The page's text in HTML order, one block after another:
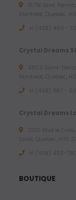
15781 Blvd.
Montreal, Quebec,
+1 (438) 494 -
Crystal Dreams
3803 Saint-
Montreal, Quebec,
+1 (438) 387 -
Crystal Dreams
2100 Blvd le
Laval, Quebec, H7S
+1 ‪(438) 492-
BOUTIQUE